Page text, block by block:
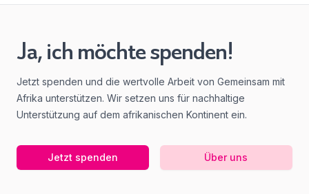
Ja, ich möchte spenden!
Jetzt spenden und die wertvolle Arbeit von Gemeinsam mit
Afrika unterstützen. Wir setzen uns für nachhaltige
Unterstützung auf dem afrikanischen Kontinent ein.
Jetzt spenden Über uns